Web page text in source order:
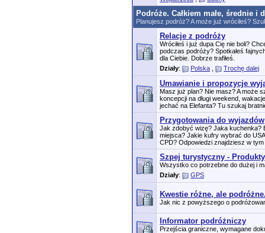
Podróże. Całkiem małe, średnie i
Planujesz podróż? A może już wróciłeś?
Relacje z podróży
Wróciłeś i już dupa Cię nie boli?
podczas podróży? Spotkałeś
dla Ciebie. Dobrze trafiłeś.
Działy: Polska Trochę dalej
Umawianie i propozycje
Masz już plan? Nie masz? A może
koncepcji na długi weekend,
jechać na Elefanta? Tu szukaj
Przygotowania do wyjazdów
Jak zdobyć wizę? Jaka kuchenka?
miejsca? Jakie kufry wybrać do
CPD? Odpowiedzi znajdziesz w tym
Szpej turystyczny -
Wszystko co potrzebne do dużej i
Działy: GPS
Kwestie różne, ale
Jak nic z powyższego o
Informator podróżniczy
Przejścia graniczne, wymagane